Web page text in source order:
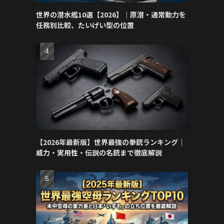
世界の潜水艦10選【2026】｜原潜・通常動力を
任務別比較、たいげい型の位置
【2026年最新版】世界最強の拳銃ランキング｜
威力・実用性・伝説の名銃まで徹底解説